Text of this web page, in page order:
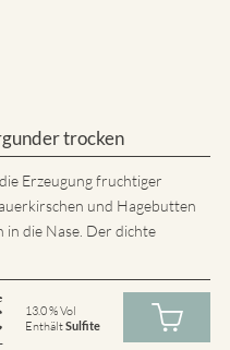
trocken
Erzeugung fruchtiger
und Hagebutten
die Nase. Der dichte
13.0 % Vol
EnthältSulfite